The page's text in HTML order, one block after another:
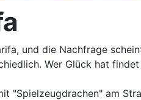
und die Nachfrage
Wer Glück hat
"Spielzeugdrachen" am